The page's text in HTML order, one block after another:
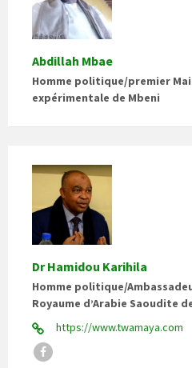
Abdillah Mbae
Homme politique/premier
expérimentale de Mbeni
Dr Hamidou Karihila
Homme politique/
Royaume d’Arabie Saoudite
https://www.twamaya.com
Facebook